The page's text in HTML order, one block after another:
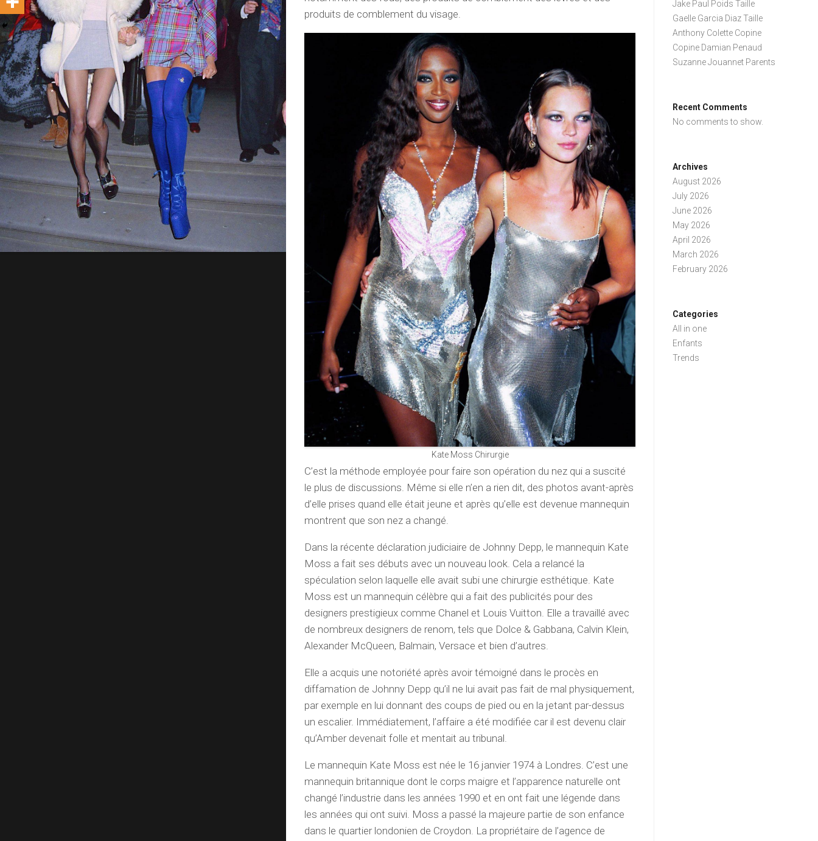
produits de comblement du visage.
Kate Moss Chirurgie
C’est la méthode employée pour faire son opération du nez qui a suscité
le plus de discussions. Même si elle n’en a rien dit, des photos avant-après
d’elle prises quand elle était jeune et après qu’elle est devenue mannequin
montrent que son nez a changé.
Dans la récente déclaration judiciaire de Johnny Depp, le mannequin Kate
Moss a fait ses débuts avec un nouveau look. Cela a relancé la
spéculation selon laquelle elle avait subi une chirurgie esthétique. Kate
Moss est un mannequin célèbre qui a fait des publicités pour des
designers prestigieux comme Chanel et Louis Vuitton. Elle a travaillé avec
de nombreux designers de renom, tels que Dolce & Gabbana, Calvin Klein,
Alexander McQueen, Balmain, Versace et bien d’autres.
Elle a acquis une notoriété après avoir témoigné dans le procès en
diffamation de Johnny Depp qu’il ne lui avait pas fait de mal physiquement,
par exemple en lui donnant des coups de pied ou en la jetant par-dessus
un escalier. Immédiatement, l’affaire a été modifiée car il est devenu clair
qu’Amber devenait folle et mentait au tribunal.
Le mannequin Kate Moss est née le 16 janvier 1974 à Londres. C’est une
mannequin britannique dont le corps maigre et l’apparence naturelle ont
changé l’industrie dans les années 1990 et en ont fait une légende dans
les années qui ont suivi. Moss a passé la majeure partie de son enfance
dans le quartier londonien de Croydon. La propriétaire de l’agence de
Jake Paul Poids Taille
Gaelle Garcia Diaz Taille
Anthony Colette Copine
Copine Damian Penaud
Suzanne Jouannet Parents
Recent Comments
No comments to show.
Archives
August 2026
July 2026
June 2026
May 2026
April 2026
March 2026
February 2026
Categories
All in one
Enfants
Trends